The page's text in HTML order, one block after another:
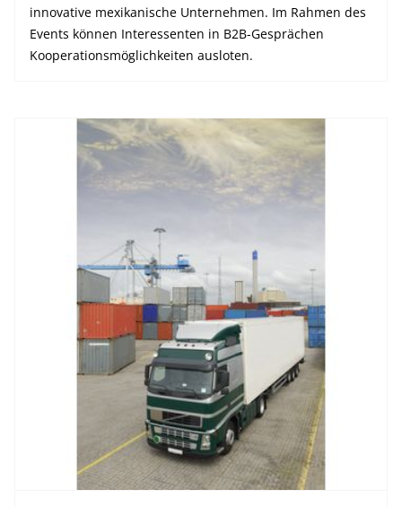
innovative mexikanische Unternehmen. Im Rahmen des
Events können Interessenten in B2B-Gesprächen
Kooperationsmöglichkeiten ausloten.